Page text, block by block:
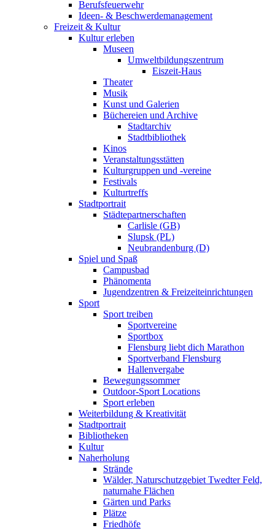
Berufsfeuerwehr
Ideen- & Beschwerdemanagement
Freizeit & Kultur
Kultur erleben
Museen
Umweltbildungszentrum
Eiszeit-Haus
Theater
Musik
Kunst und Galerien
Büchereien und Archive
Stadtarchiv
Stadtbibliothek
Kinos
Veranstaltungsstätten
Kulturgruppen und -vereine
Festivals
Kulturtreffs
Stadtportrait
Städtepartnerschaften
Carlisle (GB)
Slupsk (PL)
Neubrandenburg (D)
Spiel und Spaß
Campusbad
Phänomenta
Jugendzentren & Freizeiteinrichtungen
Sport
Sport treiben
Sportvereine
Sportbox
Flensburg liebt dich Marathon
Sportverband Flensburg
Hallenvergabe
Bewegungssommer
Outdoor-Sport Locations
Sport erleben
Weiterbildung & Kreativität
Stadtportrait
Bibliotheken
Kultur
Naherholung
Strände
Wälder, Naturschutzgebiet Twedter Feld,
naturnahe Flächen
Gärten und Parks
Plätze
Friedhöfe